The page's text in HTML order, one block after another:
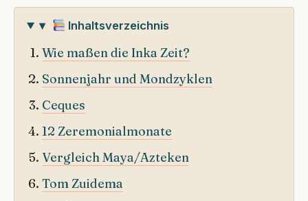
▾ Inhaltsverzeichnis
Wie maßen die Inka Zeit?
Sonnenjahr und Mondzyklen
Ceques
12 Zeremonialmonate
Vergleich Maya/Azteken
Tom Zuidema